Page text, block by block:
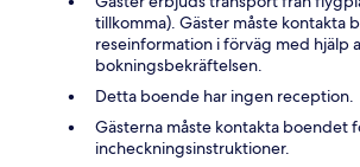
tillkomma). Gäster måste kontakta
reseinformation i förväg med hjälp
bokningsbekräftelsen.
Detta boende har ingen reception.
Gästerna måste kontakta boendet
incheckningsinstruktioner.